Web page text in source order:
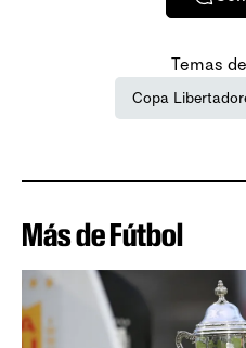
Temas
Copa
Más de Fútbol